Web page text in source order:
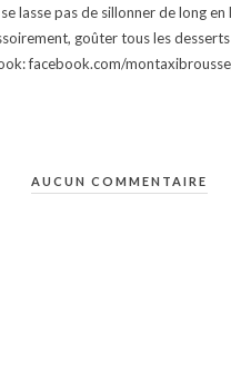
lasse pas de sillonner de long
goûter tous les
facebook.com/
AUCUN COMMENTAIRE